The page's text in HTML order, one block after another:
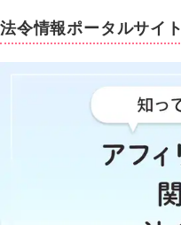
法令情報ポータルサイト